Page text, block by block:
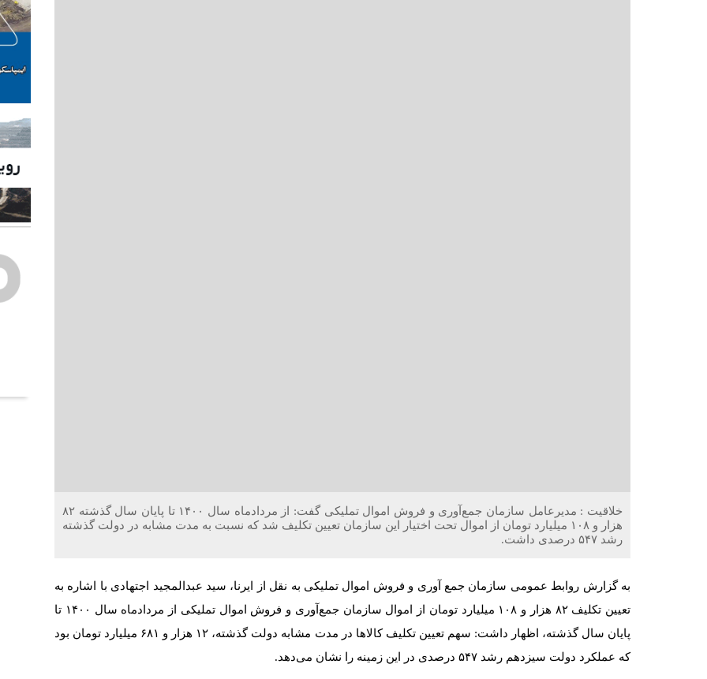
خلاقیت : مدیرعامل سازمان جمع‌آوری و فروش اموال تملیکی گفت: از مردادماه سال ۱۴۰۰ تا پایان سال گذشته ۸۲
هزار و ۱۰۸ میلیارد تومان از اموال تحت اختیار این سازمان تعیین تکلیف شد که نسبت به مدت مشابه در دولت گذشته
رشد ۵۴۷ درصدی داشت.
به گزارش روابط عمومی سازمان جمع آوری و فروش اموال تملیکی به نقل از ایرنا، سید عبدالمجید اجتهادی با اشاره به
تعیین تکلیف ۸۲ هزار و ۱۰۸ میلیارد تومان از اموال سازمان جمع‌آوری و فروش اموال تملیکی از مردادماه سال ۱۴۰۰ تا
پایان سال گذشته، اظهار داشت: سهم تعیین تکلیف کالاها در مدت مشابه دولت گذشته، ۱۲ هزار و ۶۸۱ میلیارد تومان بود
که عملکرد دولت سیزدهم رشد ۵۴۷ درصدی در این زمینه را نشان می‌دهد.